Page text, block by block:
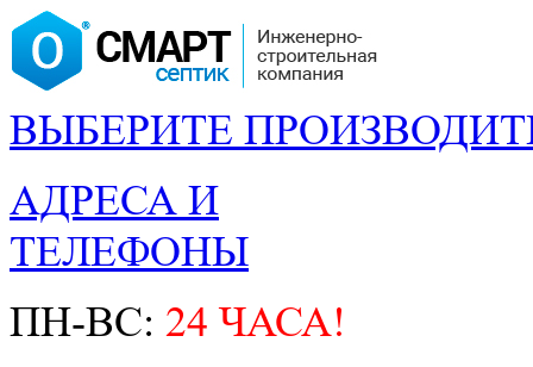
ВЫБЕРИТЕ
АДРЕСА И
ТЕЛЕФОНЫ
ПН-ВС: 24 ЧАСА!